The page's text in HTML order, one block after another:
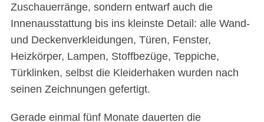
Zuschauerränge, sondern entwarf auch die
Innenausstattung bis ins kleinste Detail: alle Wand-
und Deckenverkleidungen, Türen, Fenster,
Heizkörper, Lampen, Stoffbezüge, Teppiche,
Türklinken, selbst die Kleiderhaken wurden nach
seinen Zeichnungen gefertigt.
Gerade einmal fünf Monate dauerten die